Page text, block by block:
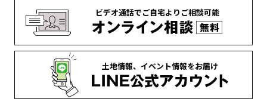
ビデオ通話でご自宅より ご相談可能
土地情報、 イベント情報をお届け